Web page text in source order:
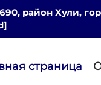
район Хули,
страница